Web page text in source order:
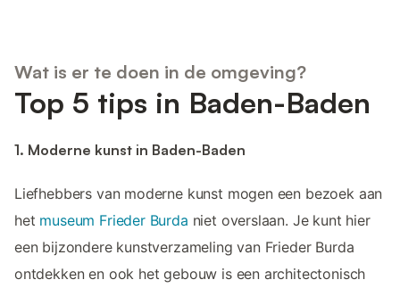
Wat is er te doen in de omgeving?
Top 5 tips in Baden-Baden
1. Moderne kunst in Baden-Baden
Liefhebbers van moderne kunst mogen een bezoek aan
het museum Frieder Burda niet overslaan. Je kunt hier
een bijzondere kunstverzameling van Frieder Burda
ontdekken en ook het gebouw is een architectonisch